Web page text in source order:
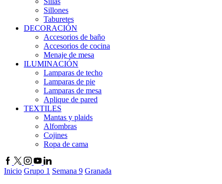
Sillones
Taburetes
DECORACIÓN
Accesorios de baño
Accesorios de cocina
Menaje de mesa
ILUMINACIÓN
Lamparas de techo
Lamparas de pie
Lamparas de mesa
Aplique de pared
TEXTILES
Mantas y plaids
Alfombras
Cojines
Ropa de cama
Facebook
Twitter
Instagram
YoutubeLinkedin
Inicio Grupo 1 Semana 9 Granada